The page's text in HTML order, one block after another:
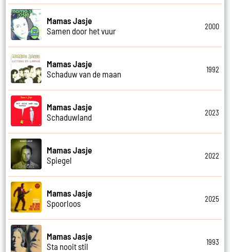
Mamas Jasje
Samen door het vuur
2000
Mamas Jasje
Schaduw van de maan
1992
Mamas Jasje
Schaduwland
2023
Mamas Jasje
Spiegel
2022
Mamas Jasje
Spoorloos
2025
Mamas Jasje
Sta nooit stil
1993